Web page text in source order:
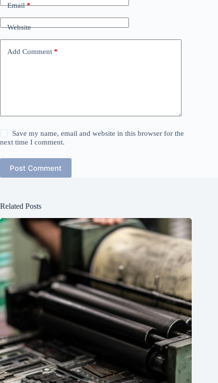
Email*
Website
Add Comment *
Save my name, email and website in this browser for the
next time I comment.
Post Comment
Related Posts